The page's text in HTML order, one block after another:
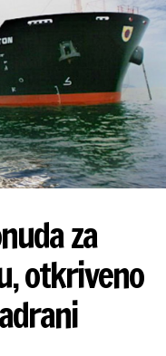
za
otkriveno